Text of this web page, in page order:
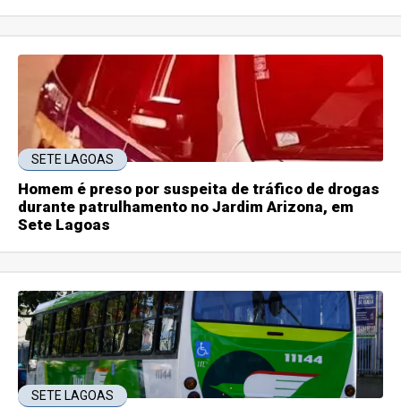
SETE LAGOAS
Homem é preso por suspeita de tráfico de drogas
durante patrulhamento no Jardim Arizona, em
Sete Lagoas
SETE LAGOAS